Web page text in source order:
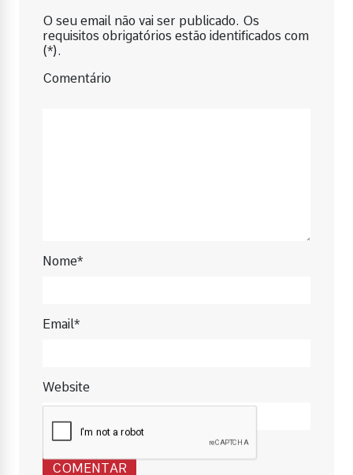
O seu email não vai ser publicado. Os
requisitos obrigatórios estão identificados com
(*).
Comentário
Nome*
Email*
Website